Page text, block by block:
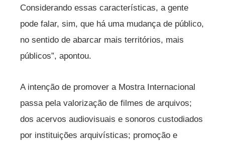
Considerando essas características, a gente
pode falar, sim, que há uma mudança de público,
no sentido de abarcar mais territórios, mais
públicos”, apontou.
A intenção de promover a Mostra Internacional
passa pela valorização de filmes de arquivos;
dos acervos audiovisuais e sonoros custodiados
por instituições arquivísticas; promoção e